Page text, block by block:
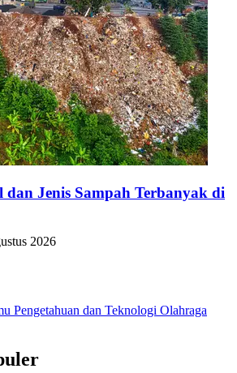
dan Jenis Sampah Terbanyak di
2026
Pengetahuan dan Teknologi Olahraga